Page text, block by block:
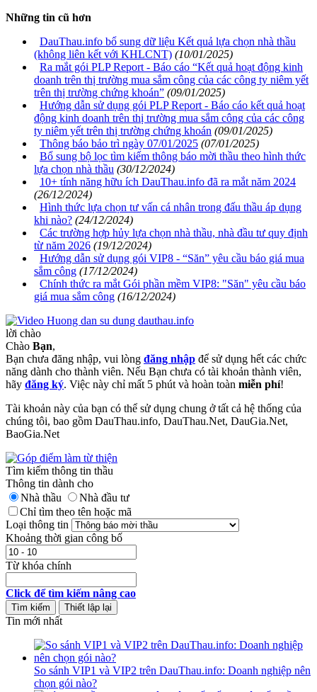
Những tin cũ hơn
DauThau.info bổ sung dữ liệu Kết quả lựa chọn nhà thầu
(không liên kết với KHLCNT) (10/01/2025)
Ra mắt gói PLP Report - Báo cáo “Kết quả hoạt động kinh
doanh trên thị trường mua sắm công của các công ty niêm yết
trên thị trường chứng khoán” (09/01/2025)
Hướng dẫn sử dụng gói PLP Report - Báo cáo kết quả hoạt
động kinh doanh trên thị trường mua sắm công của các công
ty niêm yết trên thị trường chứng khoán (09/01/2025)
Thông báo bảo trì ngày 07/01/2025 (07/01/2025)
Bổ sung bộ lọc tìm kiếm thông báo mời thầu theo hình thức
lựa chọn nhà thầu (30/12/2024)
10+ tính năng hữu ích DauThau.info đã ra mắt năm 2024
(26/12/2024)
Hình thức lựa chọn tư vấn cá nhân trong đấu thầu áp dụng
khi nào? (24/12/2024)
Các trường hợp hủy lựa chọn nhà thầu, nhà đầu tư quy định
từ năm 2026 (19/12/2024)
Hướng dẫn sử dụng gói VIP8 - “Săn” yêu cầu báo giá mua
sắm công (17/12/2024)
Chính thức ra mắt Gói phần mềm VIP8: "Săn" yêu cầu báo
giá mua sắm công (16/12/2024)
lời chào
Chào Bạn,
Bạn chưa đăng nhập, vui lòng đăng nhập để sử dụng hết các chức
năng dành cho thành viên. Nếu Bạn chưa có tài khoản thành viên,
hãy đăng ký. Việc này chỉ mất 5 phút và hoàn toàn miễn phí!
Tài khoản này của bạn có thể sử dụng chung ở tất cả hệ thống của
chúng tôi, bao gồm DauThau.info, DauThau.Net, DauGia.Net,
BaoGia.Net
Tìm kiếm thông tin thầu
Thông tin dành cho
Nhà thầu
Nhà đầu tư
Chỉ tìm theo tên hoặc mã
Loại thông tin
Khoảng thời gian công bố
Từ khóa chính
Click để tìm kiếm nâng cao
Tin mới nhất
So sánh VIP1 và VIP2 trên DauThau.info: Doanh nghiệp nên
chọn gói nào?